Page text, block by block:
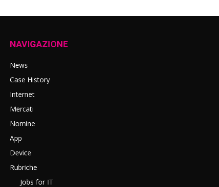
NAVIGAZIONE
News
Case History
Internet
Mercati
Nomine
App
Device
Rubriche
Jobs for IT